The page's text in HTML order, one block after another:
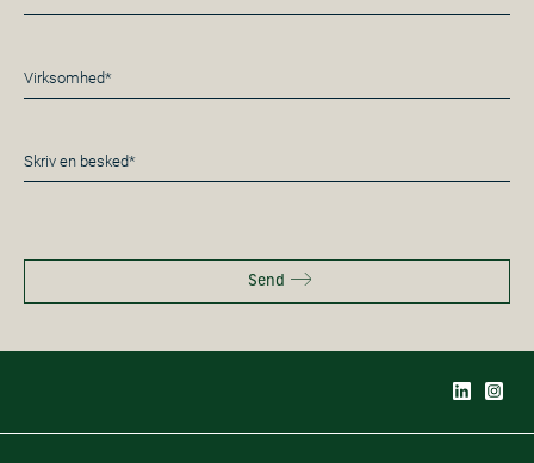
*
Virksomhed*
*
Besked
*
Send